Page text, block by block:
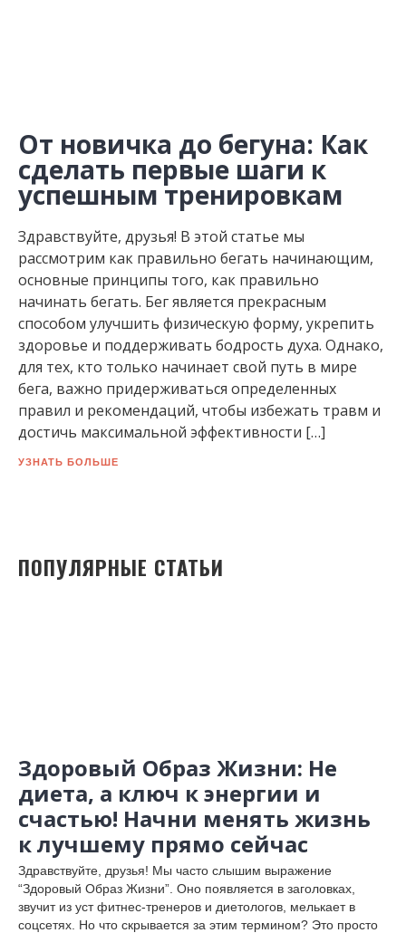
От новичка до бегуна: Как
сделать первые шаги к
успешным тренировкам
Здравствуйте, друзья! В этой статье мы
рассмотрим как правильно бегать начинающим,
основные принципы того, как правильно
начинать бегать. Бег является прекрасным
способом улучшить физическую форму, укрепить
здоровье и поддерживать бодрость духа. Однако,
для тех, кто только начинает свой путь в мире
бега, важно придерживаться определенных
правил и рекомендаций, чтобы избежать травм и
достичь максимальной эффективности […]
УЗНАТЬ БОЛЬШЕ
ПОПУЛЯРНЫЕ СТАТЬИ
Здоровый Образ Жизни: Не
диета, а ключ к энергии и
счастью! Начни менять жизнь
к лучшему прямо сейчас
Здравствуйте, друзья! Мы часто слышим выражение
“Здоровый Образ Жизни”. Оно появляется в заголовках,
звучит из уст фитнес-тренеров и диетологов, мелькает в
соцсетях. Но что скрывается за этим термином? Это просто